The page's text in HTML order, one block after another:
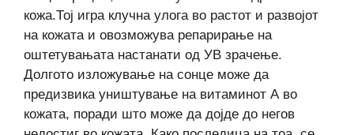
кожа.Тој игра клучна улога во растот и развојот
на кожата и овозможува репарирање на
оштетувањата настанати од УВ зрачење.
Долгото изложување на сонце може да
предизвика уништување на витаминот А во
кожата, поради што може да дојде до негов